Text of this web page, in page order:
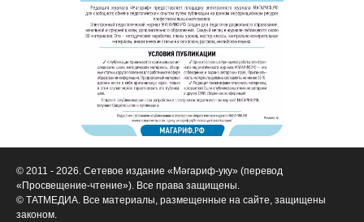
© 2011 - 2026. Сетевое издание «Мәгариф-уку» (перевод
«Просвещение-чтение»). Все права защищены.
© ТАТМЕДИА. Все материалы, размещенные на сайте, защищены
законом.